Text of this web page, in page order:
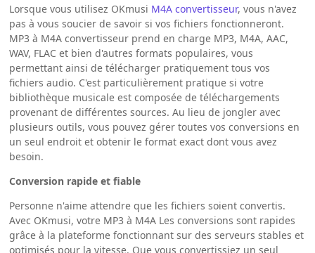
Lorsque vous utilisez OKmusi M4A convertisseur, vous n'avez
pas à vous soucier de savoir si vos fichiers fonctionneront.
MP3 à M4A convertisseur prend en charge MP3, M4A, AAC,
WAV, FLAC et bien d'autres formats populaires, vous
permettant ainsi de télécharger pratiquement tous vos
fichiers audio. C'est particulièrement pratique si votre
bibliothèque musicale est composée de téléchargements
provenant de différentes sources. Au lieu de jongler avec
plusieurs outils, vous pouvez gérer toutes vos conversions en
un seul endroit et obtenir le format exact dont vous avez
besoin.
Conversion rapide et fiable
Personne n'aime attendre que les fichiers soient convertis.
Avec OKmusi, votre MP3 à M4A Les conversions sont rapides
grâce à la plateforme fonctionnant sur des serveurs stables et
optimisés pour la vitesse. Que vous convertissiez un seul